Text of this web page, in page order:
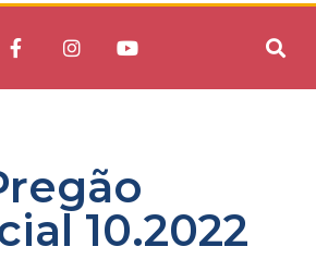
10.2022